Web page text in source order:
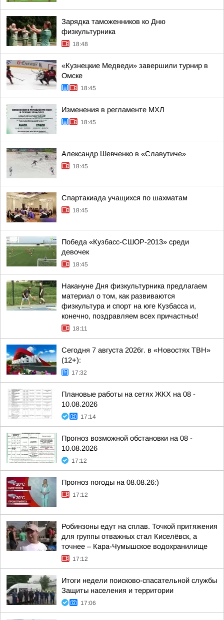
Зарядка таможенников ко Дню
физкультурника
18:48
«Кузнецкие Медведи» завершили турнир в
Омске
18:45
Изменения в регламенте МХЛ
18:45
Александр Шевченко в «Славутиче»
18:45
Спартакиада учащихся по шахматам
18:45
Победа «Кузбасс-СШОР-2013» среди
девочек
18:45
Накануне Дня физкультурника предлагаем
материал о том, как развиваются
физкультура и спорт на юге Кузбасса и,
конечно, поздравляем всех причастных!
18:11
Сегодня 7 августа 2026г. в «Новостях ТВН»
(12+):
17:32
Плановые работы на сетях ЖКХ на 08 -
10.08.2026
17:14
Прогноз возможной обстановки на 08 -
10.08.2026
17:12
Прогноз погоды на 08.08.26:)
17:12
Робинзоны едут на сплав. Точкой притяжения
для группы отважных стал Киселёвск, а
точнее – Кара-Чумышское водохранилище
17:12
Итоги недели поисково-спасательной службы
Защиты населения и территории
17:06